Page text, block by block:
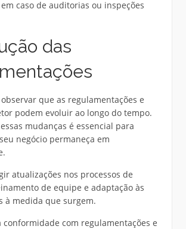
caso de auditorias ou inspeções
das
que as regulamentações e
podem evoluir ao longo do tempo.
mudanças é essencial para
negócio permaneça em
atualizações nos processos de
de equipe e adaptação às
à medida que surgem.
conformidade com regulamentações e